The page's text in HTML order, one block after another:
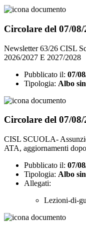
Circolare del 07/08/
Newsletter 63/26 CISL
2026/2027 E 2027/2028
Pubblicato il: 07/
Tipologia: Albo
Circolare del 07/08/
CISL SCUOLA-
ATA, aggiornamenti
Pubblicato il: 07/
Tipologia: Albo
Allegati:
Lezioni-di-